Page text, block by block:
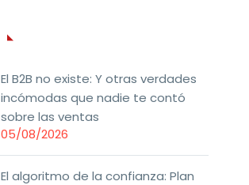
El B2B no existe: Y otras verdades
incómodas que nadie te contó
sobre las ventas
05/08/2026
El algoritmo de la confianza: Plan